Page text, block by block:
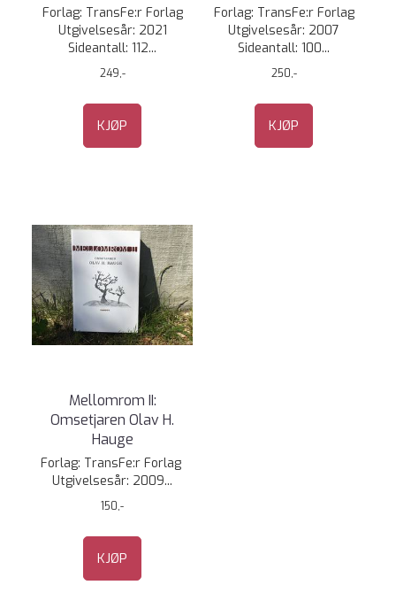
Forlag: TransFe:r Forlag
Utgivelsesår: 2021
Sideantall: 112...
249,-
KJØP
Forlag: TransFe:r Forlag
Utgivelsesår: 2007
Sideantall: 100...
250,-
KJØP
Mellomrom II:
Omsetjaren Olav H.
Hauge
Forlag: TransFe:r Forlag
Utgivelsesår: 2009...
150,-
KJØP